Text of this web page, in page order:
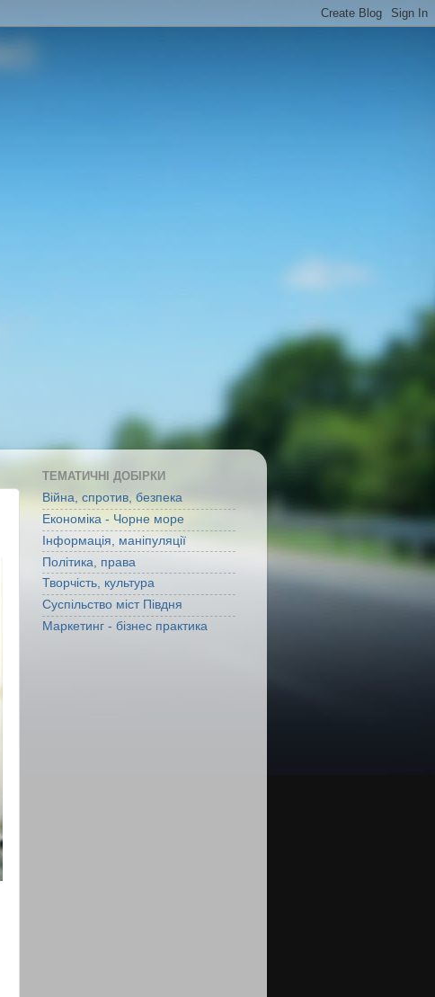
ТЕМАТИЧНІ ДОБІРКИ
Війна, спротив, безпека
Економіка - Чорне море
Інформація, маніпуляції
Політика, права
Творчість, культура
Суспільство міст Півдня
Маркетинг - бізнес практика